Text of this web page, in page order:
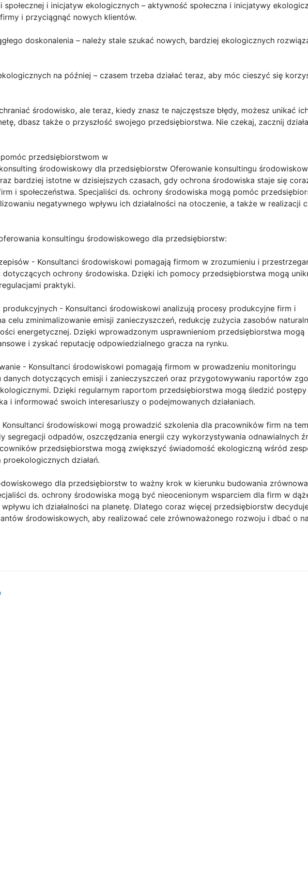
społecznej i inicjatyw ekologicznych – aktywność społeczna i inicjatywy
i przyciągnąć nowych klientów.
doskonalenia – należy stale szukać nowych, bardziej ekologicznych
na później – czasem trzeba działać teraz, aby móc cieszyć się
środowisko, ale teraz, kiedy znasz te najczęstsze błędy, możesz unikać
dbasz także o przyszłość swojego przedsiębiorstwa. Nie czekaj, zacznij
przedsiębiorstwom w
środowiskowy dla przedsiębiorstw Oferowanie konsultingu
bardziej istotne w dzisiejszych czasach, gdy ochrona środowiska staje się
i społeczeństwa. Specjaliści ds. ochrony środowiska mogą pomóc
negatywnego wpływu ich działalności na otoczenie, a także w realizacji
konsultingu środowiskowego dla przedsiębiorstw:
- Konsultanci środowiskowi pomagają firmom w zrozumieniu i
ochrony środowiska. Dzięki ich pomocy przedsiębiorstwa mogą
praktyki.
- Konsultanci środowiskowi analizują procesy produkcyjne firm i
celu zminimalizowanie emisji zanieczyszczeń, redukcję zużycia zasobów
energetycznej. Dzięki wprowadzonym usprawnieniom przedsiębiorstwa mogą
i zyskać reputację odpowiedzialnego gracza na rynku.
- Konsultanci środowiskowi pomagają firmom w prowadzeniu monitoringu
danych dotyczących emisji i zanieczyszczeń oraz przygotowywaniu raportów
Dzięki regularnym raportom przedsiębiorstwa mogą śledzić
i informować swoich interesariuszy o podejmowanych działaniach.
środowiskowi mogą prowadzić szkolenia dla pracowników firm na
segregacji odpadów, oszczędzania energii czy wykorzystywania odnawialnych
przedsiębiorstwa mogą zwiększyć świadomość ekologiczną wśród
działań.
dla przedsiębiorstw to ważny krok w kierunku budowania
ds. ochrony środowiska mogą być nieocenionym wsparciem dla firm w
ich działalności na planetę. Dlatego coraz więcej przedsiębiorstw
środowiskowych, aby realizować cele zrównoważonego rozwoju i dbać o